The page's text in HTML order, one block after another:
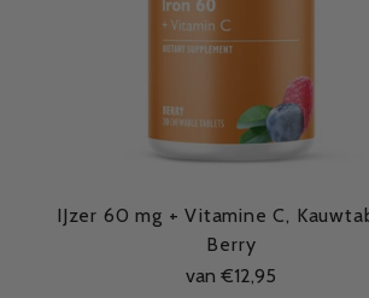
IJzer 60 mg + Vitamine C,
Berry
van €12,95